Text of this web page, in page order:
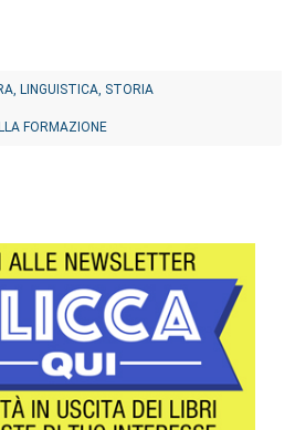
LINGUISTICA, STORIA
FORMAZIONE